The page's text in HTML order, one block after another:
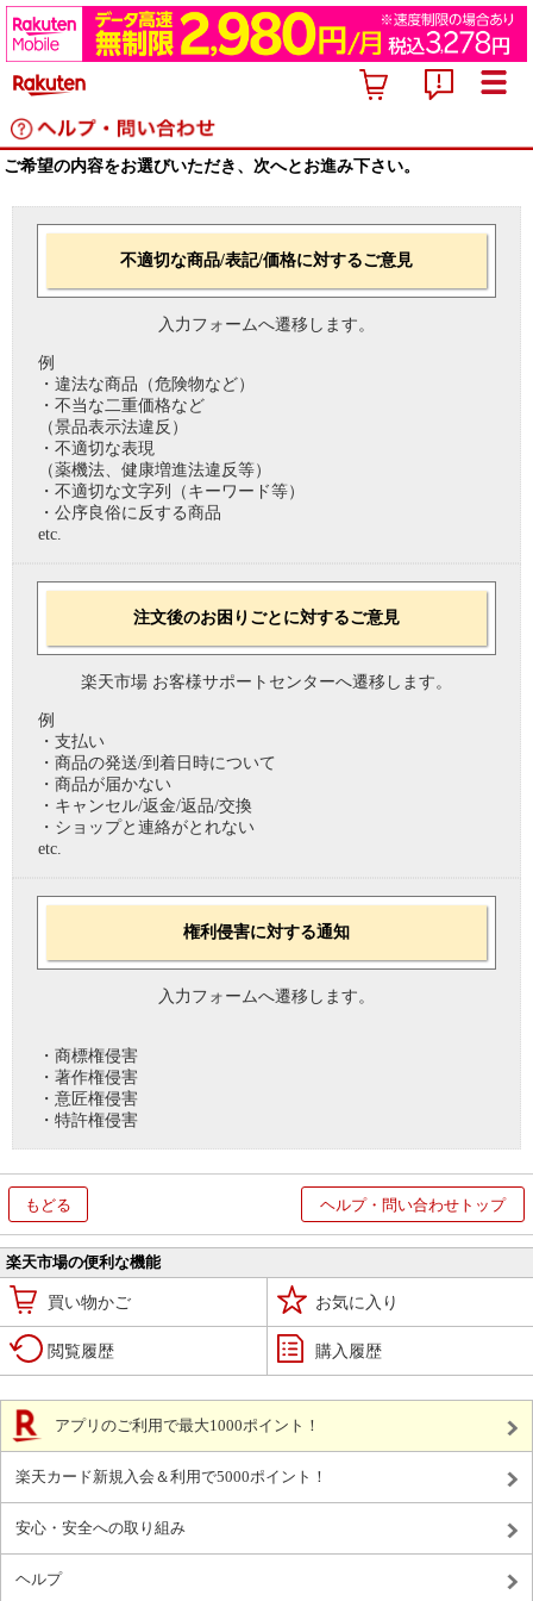
ご希望の内容をお選びいただき、次へとお進み下さい。
不適切な商品/表記/価格に対するご意見
入力フォームへ遷移します。
例
・違法な商品（危険物など）
・不当な二重価格など
（景品表示法違反）
・不適切な表現
（薬機法、健康増進法違反等）
・不適切な文字列（キーワード等）
・公序良俗に反する商品
etc.
注文後のお困りごとに対するご意見
楽天市場 お客様サポートセンターへ遷移します。
例
・支払い
・商品の発送/到着日時について
・商品が届かない
・キャンセル/返金/返品/交換
・ショップと連絡がとれない
etc.
権利侵害に対する通知
入力フォームへ遷移します。
・商標権侵害
・著作権侵害
・意匠権侵害
・特許権侵害
もどる ヘルプ・問い合わせトップ
楽天市場の便利な機能
買い物かご お気に入り
閲覧履歴 購入履歴
アプリのご利用で最大1000ポイント！
楽天カード新規入会＆利用で5000ポイント！
安心・安全への取り組み
ヘルプ